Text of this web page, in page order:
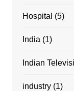
Hospital (5)
India (1)
Indian
industry(1)